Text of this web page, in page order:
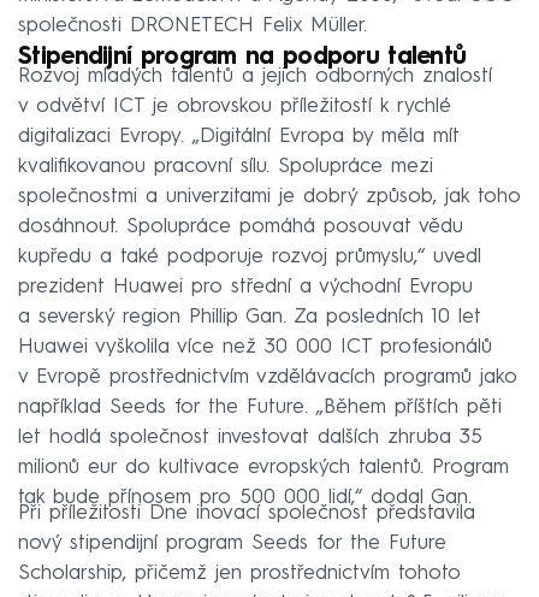
společnosti DRONETECH Felix Müller.
Stipendijní program na podporu talentů
Rozvoj mladých talentů a jejich odborných znalostí
v odvětví ICT je obrovskou příležitostí k rychlé
digitalizaci Evropy. „Digitální Evropa by měla mít
kvalifikovanou pracovní sílu. Spolupráce mezi
společnostmi a univerzitami je dobrý způsob, jak toho
dosáhnout. Spolupráce pomáhá posouvat vědu
kupředu a také podporuje rozvoj průmyslu,“ uvedl
prezident Huawei pro střední a východní Evropu
a severský region Phillip Gan. Za posledních 10 let
Huawei vyškolila více než 30 000 ICT profesionálů
v Evropě prostřednictvím vzdělávacích programů jako
například Seeds for the Future. „Během příštích pěti
let hodlá společnost investovat dalších zhruba 35
milionů eur do kultivace evropských talentů. Program
tak bude přínosem pro 500 000 lidí,“ dodal Gan.
Při příležitosti Dne inovací společnost představila
nový stipendijní program Seeds for the Future
Scholarship, přičemž jen prostřednictvím tohoto